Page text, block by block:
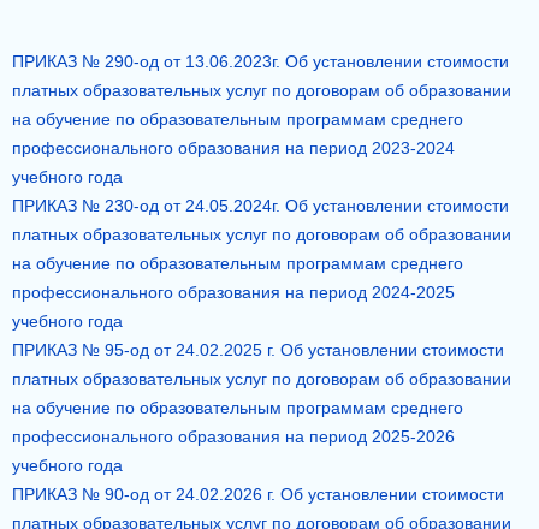
ПРИКАЗ № 290-од от 13.06.2023г. Об установлении стоимости
платных образовательных услуг по договорам об образовании
на обучение по образовательным программам среднего
профессионального образования на период 2023-2024
учебного года
ПРИКАЗ № 230-од от 24.05.2024г. Об установлении стоимости
платных образовательных услуг по договорам об образовании
на обучение по образовательным программам среднего
профессионального образования на период 2024-2025
учебного года
ПРИКАЗ № 95-од от 24.02.2025 г. Об установлении стоимости
платных образовательных услуг по договорам об образовании
на обучение по образовательным программам среднего
профессионального образования на период 2025-2026
учебного года
ПРИКАЗ № 90-од от 24.02.2026 г. Об установлении стоимости
платных образовательных услуг по договорам об образовании